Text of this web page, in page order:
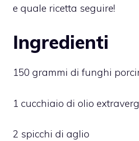
e quale ricetta seguire!
Ingredienti
150 grammi di funghi
1 cucchiaio di olio
2 spicchi di aglio